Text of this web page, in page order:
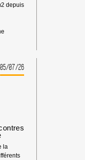
depuis
05/07/26
la